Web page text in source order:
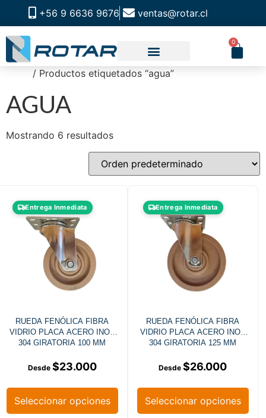
+56 9 6636 9676 ventas@rotar.cl
0
/ Productos etiquetados “agua”
AGUA
Mostrando 6 resultados
Entrega Inmediata
RUEDA FENÓLICA FIBRA
VIDRIO PLACA ACERO INOX
304 GIRATORIA 100 MM
$23.000
Seleccionar opciones
Entrega Inmediata
RUEDA FENÓLICA FIBRA
VIDRIO PLACA ACERO INOX
304 GIRATORIA 125 MM
$26.000
Seleccionar opciones